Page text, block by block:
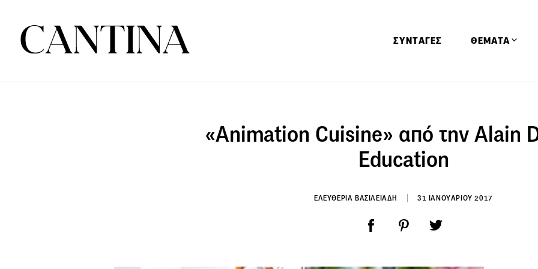
ΣΥΝΤΑΓΕΣ ΘΕΜΑΤΑ
Αφιερώματα
Ειδήσεις
Παιδί
«Animation Cuisine» από την Alain
Education
ΕΛΕΥΘΕΡΙΑ ΒΑΣΙΛΕΙΑΔΗ 31 ΙΑΝΟΥΑΡΙΟΥ 2017